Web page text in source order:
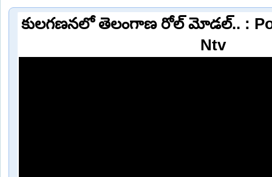
కులగణనలో తెలంగాణ రోల్ మోడల్.. :
Ntv